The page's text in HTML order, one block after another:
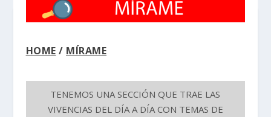
HOME / MÍRAME
TENEMOS UNA SECCIÓN QUE TRAE LAS
VIVENCIAS DEL DÍA A DÍA CON TEMAS DE